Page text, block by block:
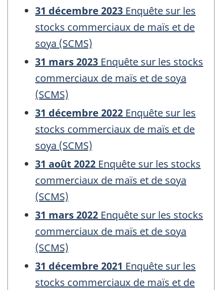
31 décembre 2023 Enquête sur les
stocks commerciaux de maïs et de
soya (SCMS)
31 mars 2023 Enquête sur les stocks
commerciaux de maïs et de soya
(SCMS)
31 décembre 2022 Enquête sur les
stocks commerciaux de maïs et de
soya (SCMS)
31 août 2022 Enquête sur les stocks
commerciaux de maïs et de soya
(SCMS)
31 mars 2022 Enquête sur les stocks
commerciaux de maïs et de soya
(SCMS)
31 décembre 2021 Enquête sur les
stocks commerciaux de maïs et de